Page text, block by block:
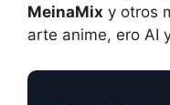
MeinaMix y otros
arte anime, ero AI